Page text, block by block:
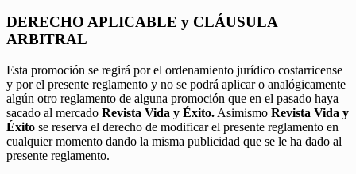
DERECHO APLICABLE y CLÁUSULA
ARBITRAL
Esta promoción se regirá por el ordenamiento jurídico costarricense
y por el presente reglamento y no se podrá aplicar o analógicamente
algún otro reglamento de alguna promoción que en el pasado haya
sacado al mercado Revista Vida y Éxito. Asimismo Revista Vida y
Éxito se reserva el derecho de modificar el presente reglamento en
cualquier momento dando la misma publicidad que se le ha dado al
presente reglamento.